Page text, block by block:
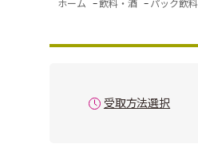
ホーム 飲料・酒 パック飲料
受取方法選択